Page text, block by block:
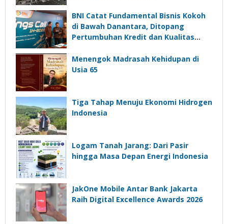
BNI Catat Fundamental Bisnis Kokoh
di Bawah Danantara, Ditopang
Pertumbuhan Kredit dan Kualitas
Menengok Madrasah Kehidupan di
Usia 65
Tiga Tahap Menuju Ekonomi Hidrogen
Indonesia
Logam Tanah Jarang: Dari Pasir
hingga Masa Depan Energi Indonesia
JakOne Mobile Antar Bank Jakarta
Raih Digital Excellence Awards 2026